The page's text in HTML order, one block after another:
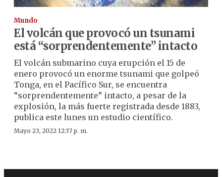
Mundo
El volcán que provocó un tsunami
está “sorprendentemente” intacto
El volcán submarino cuya erupción el 15 de
enero provocó un enorme tsunami que golpeó
Tonga, en el Pacífico Sur, se encuentra
“sorprendentemente” intacto, a pesar de la
explosión, la más fuerte registrada desde 1883,
publica este lunes un estudio científico.
Mayo 23, 2022 12:37 p. m.